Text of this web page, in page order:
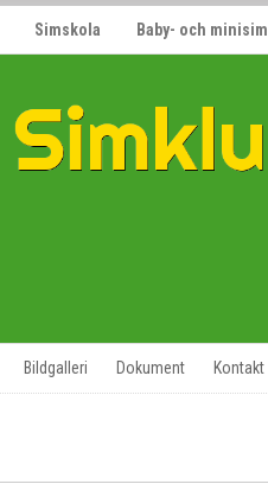
Simskola Baby- och minisim
Bildgalleri Dokument Kontakt